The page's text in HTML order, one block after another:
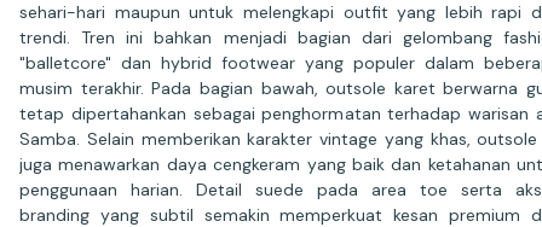
sehari-hari maupun untuk melengkapi outfit yang lebih rapi
trendi. Tren ini bahkan menjadi bagian dari gelombang
"balletcore" dan hybrid footwear yang populer dalam
musim terakhir. Pada bagian bawah, outsole karet berwarna
tetap dipertahankan sebagai penghormatan terhadap warisan
Samba. Selain memberikan karakter vintage yang khas, outsole
juga menawarkan daya cengkeram yang baik dan ketahanan
penggunaan harian. Detail suede pada area toe serta
branding yang subtil semakin memperkuat kesan premium